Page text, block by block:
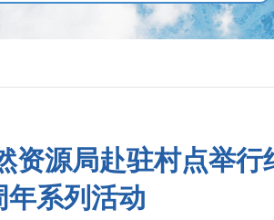
源局赴驻村点举行
年系列活动